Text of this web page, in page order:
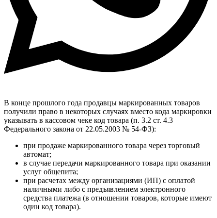
В конце прошлого года продавцы маркированных товаров
получили право в некоторых случаях вместо кода маркировки
указывать в кассовом чеке код товара (п. 3.2 ст. 4.3
Федерального закона от 22.05.2003 № 54-ФЗ):
при продаже маркированного товара через торговый
автомат;
в случае передачи маркированного товара при оказании
услуг общепита;
при расчетах между организациями (ИП) с оплатой
наличными либо с предъявлением электронного
средства платежа (в отношении товаров, которые имеют
один код товара).